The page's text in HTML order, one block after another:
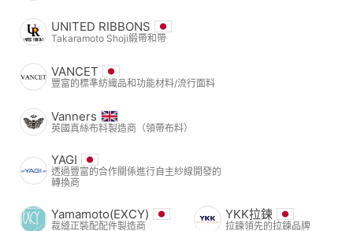
UNITED RIBBONS
Takaramoto Shoji緞帶和帶
VANCET
豐富的標準紡織品和功能材料/流行面料
Vanners
英國真絲布料製造商（領帶布料）
YAGI
透過豐富的合作關係進行自主紗線開發的
轉換商
Yamamoto(EXCY)
裁縫正裝配配件製造商
YKK拉鍊
拉鍊領先的拉鍊品牌